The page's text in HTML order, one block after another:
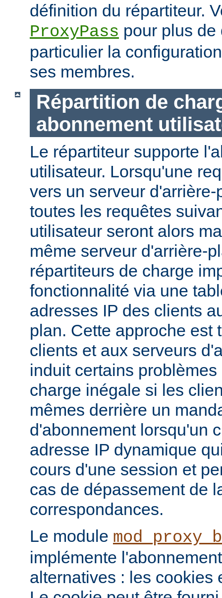
définition du répartiteur.
ProxyPass pour plus de
particulier la
ses membres.
Répartition de
abonnement
Le répartiteur supporte
utilisateur. Lorsqu'une
vers un serveur
toutes les requêtes
utilisateur seront alors
même serveur d'arrière-
répartiteurs de charge
fonctionnalité via une
adresses IP des clients
plan. Cette approche est
clients et aux serveurs
induit certains
charge inégale si les
mêmes derrière un
d'abonnement lorsqu'un
adresse IP dynamique
cours d'une session et
cas de dépassement de
correspondances.
Le module
implémente
alternatives : les cookies